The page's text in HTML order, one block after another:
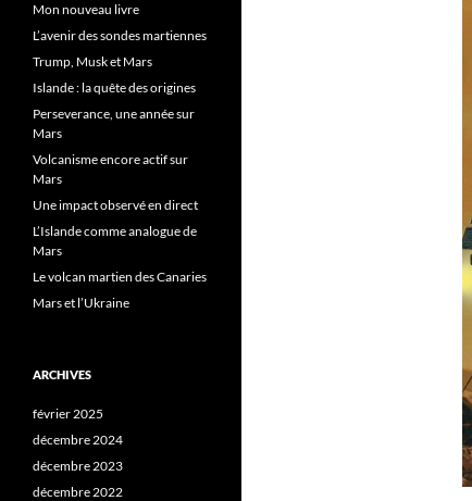
Mon nouveau livre
L’avenir des sondes martiennes
Trump, Musk et Mars
Islande : la quête des origines
Perseverance, une année sur
Mars
Volcanisme encore actif sur
Mars
Une impact observé en direct
L’Islande comme analogue de
Mars
Le volcan martien des Canaries
Mars et l’Ukraine
ARCHIVES
février 2025
décembre 2024
décembre 2023
décembre 2022